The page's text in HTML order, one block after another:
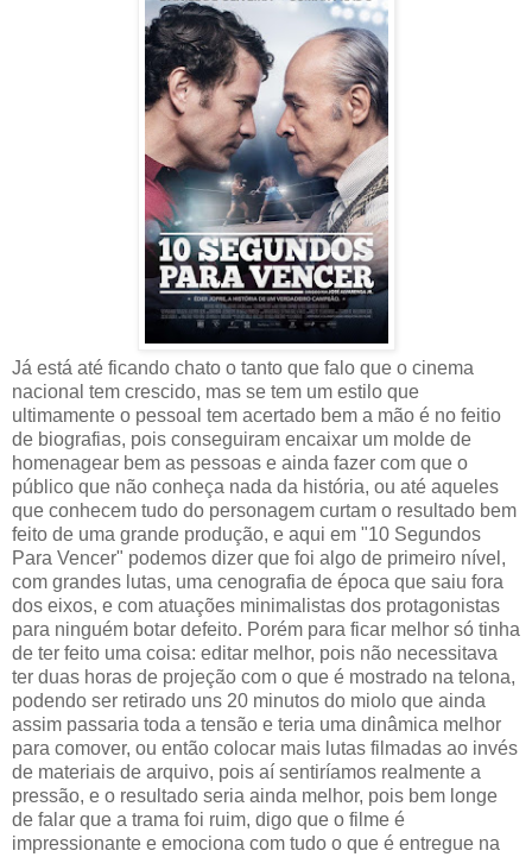
Já está até ficando chato o tanto que falo que o cinema
nacional tem crescido, mas se tem um estilo que
ultimamente o pessoal tem acertado bem a mão é no feitio
de biografias, pois conseguiram encaixar um molde de
homenagear bem as pessoas e ainda fazer com que o
público que não conheça nada da história, ou até aqueles
que conhecem tudo do personagem curtam o resultado bem
feito de uma grande produção, e aqui em "10 Segundos
Para Vencer" podemos dizer que foi algo de primeiro nível,
com grandes lutas, uma cenografia de época que saiu fora
dos eixos, e com atuações minimalistas dos protagonistas
para ninguém botar defeito. Porém para ficar melhor só tinha
de ter feito uma coisa: editar melhor, pois não necessitava
ter duas horas de projeção com o que é mostrado na telona,
podendo ser retirado uns 20 minutos do miolo que ainda
assim passaria toda a tensão e teria uma dinâmica melhor
para comover, ou então colocar mais lutas filmadas ao invés
de materiais de arquivo, pois aí sentiríamos realmente a
pressão, e o resultado seria ainda melhor, pois bem longe
de falar que a trama foi ruim, digo que o filme é
impressionante e emociona com tudo o que é entregue na